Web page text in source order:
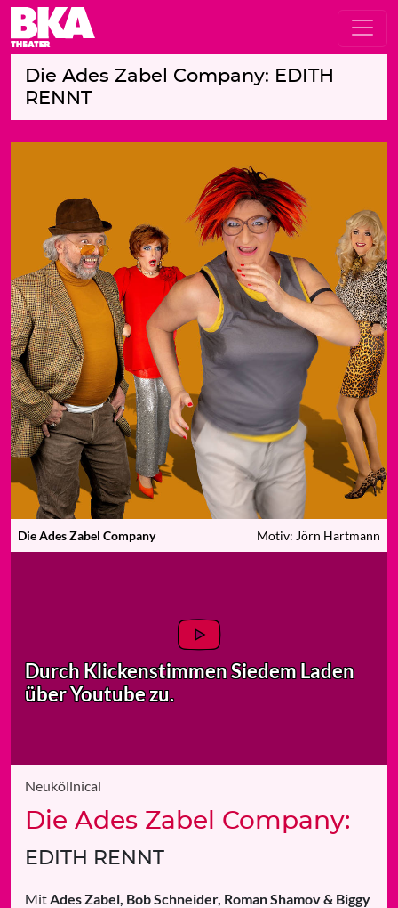
Die Ades Zabel Company: EDITH
RENNT
Die Ades Zabel Company Motiv: Jörn Hartmann
Durch Klickenstimmen Siedem Laden
über Youtube zu.
Neuköllnical
Die Ades Zabel Company:
EDITH RENNT
Mit Ades Zabel, Bob Schneider, Roman Shamov & Biggy